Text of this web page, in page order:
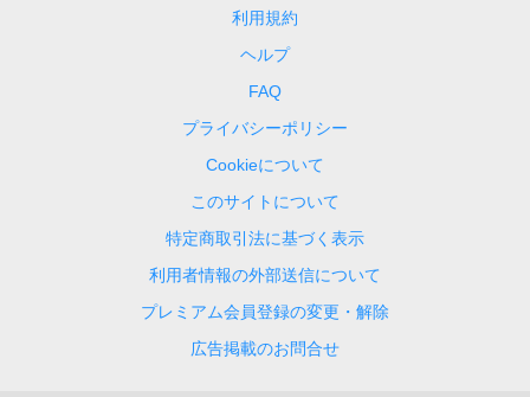
利用規約
ヘルプ
FAQ
プライバシーポリシー
Cookieについて
このサイトについて
特定商取引法に基づく表示
利用者情報の外部送信について
プレミアム会員登録の変更・解除
広告掲載のお問合せ